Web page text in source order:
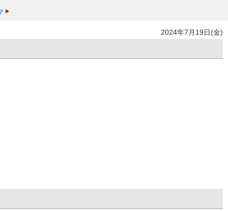
2024年7月19日(金)